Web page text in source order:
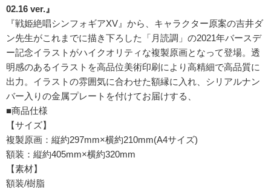
02.16 ver.』
『戦姫絶唱シンフォギアXV』から、キャラクター原案の吉井ダ
ン先生がこれまでに描き下ろした「月読調」の2021年バースデ
ー記念イラストがハイクオリティな複製原画となって登場。透
明感のあるイラストを高品位美術印刷により高精細で高品質に
出力。イラストの雰囲気に合わせた額縁に入れ、シリアルナン
バー入りの金属プレートを付けてお届けする、
■商品仕様
【サイズ】
複製原画：縦約297mm×横約210mm(A4サイズ)
額装：縦約405mm×横約320mm
【素材】
額装/樹脂